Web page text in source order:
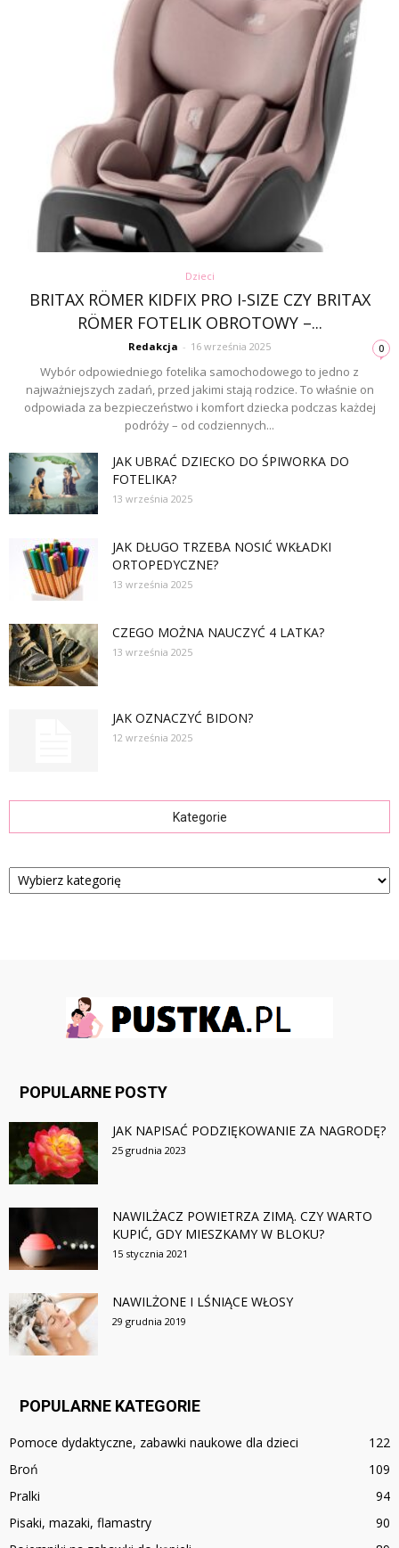
Dzieci
BRITAX RÖMER KIDFIX PRO I-SIZE CZY BRITAX
RÖMER FOTELIK OBROTOWY –...
Redakcja - 16 września 2025 0
Wybór odpowiedniego fotelika samochodowego to jedno z
najważniejszych zadań, przed jakimi stają rodzice. To właśnie on
odpowiada za bezpieczeństwo i komfort dziecka podczas każdej
podróży – od codziennych...
JAK UBRAĆ DZIECKO DO ŚPIWORKA DO
FOTELIKA?
13 września 2025
JAK DŁUGO TRZEBA NOSIĆ WKŁADKI
ORTOPEDYCZNE?
13 września 2025
CZEGO MOŻNA NAUCZYĆ 4 LATKA?
13 września 2025
JAK OZNACZYĆ BIDON?
12 września 2025
Kategorie
Kategorie
POPULARNE POSTY
JAK NAPISAĆ PODZIĘKOWANIE ZA NAGRODĘ?
25 grudnia 2023
NAWILŻACZ POWIETRZA ZIMĄ. CZY WARTO
KUPIĆ, GDY MIESZKAMY W BLOKU?
15 stycznia 2021
NAWILŻONE I LŚNIĄCE WŁOSY
29 grudnia 2019
POPULARNE KATEGORIE
Pomoce dydaktyczne, zabawki naukowe dla dzieci
122
Broń
109
Pralki
94
Pisaki, mazaki, flamastry
90